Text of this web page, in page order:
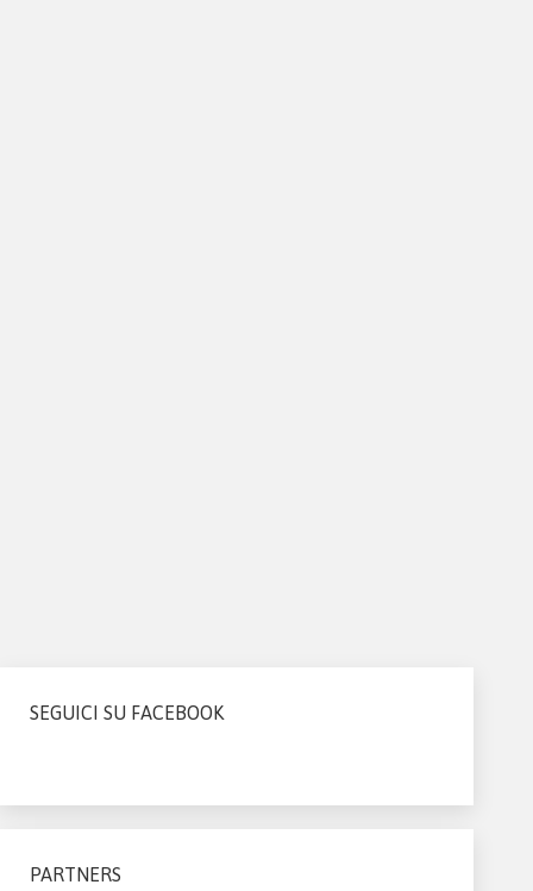
SEGUICI SU FACEBOOK
PARTNERS